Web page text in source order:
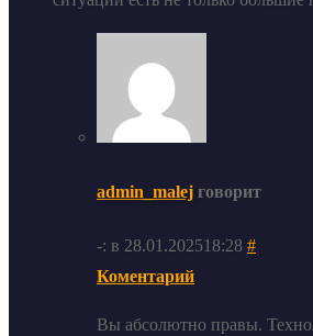
admin_malej говорит
-: в 28.01.202518:28 #
Коментарий
Вы абсолютно правы.